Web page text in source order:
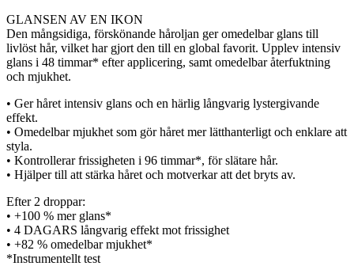
GLANSEN AV EN IKON
Den mångsidiga, förskönande håroljan ger omedelbar glans till
livlöst hår, vilket har gjort den till en global favorit. Upplev intensiv
glans i 48 timmar* efter applicering, samt omedelbar återfuktning
och mjukhet.
• Ger håret intensiv glans och en härlig långvarig lystergivande
effekt.
• Omedelbar mjukhet som gör håret mer lätthanterligt och enklare att
styla.
• Kontrollerar frissigheten i 96 timmar*, för slätare hår.
• Hjälper till att stärka håret och motverkar att det bryts av.
Efter 2 droppar:
• +100 % mer glans*
• 4 DAGARS långvarig effekt mot frissighet
• +82 % omedelbar mjukhet*
*Instrumentellt test